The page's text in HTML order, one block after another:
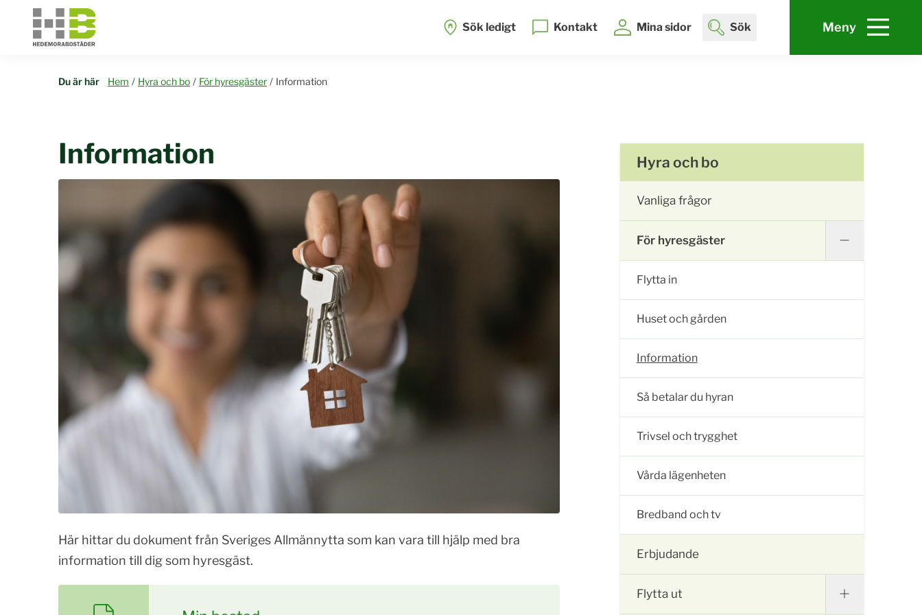
Sök ledigt Kontakt Mina sidor Sök Meny
Du är här Hem / Hyra och bo / För hyresgäster / Information
Information
Här hittar du dokument från Sveriges Allmännytta som kan vara till hjälp med bra
information till dig som hyresgäst.
Hyra och bo
Vanliga frågor
För hyresgäster
Flytta in
Huset och gården
Information
Så betalar du hyran
Trivsel och trygghet
Vårda lägenheten
Bredband och tv
Erbjudande
Flytta ut